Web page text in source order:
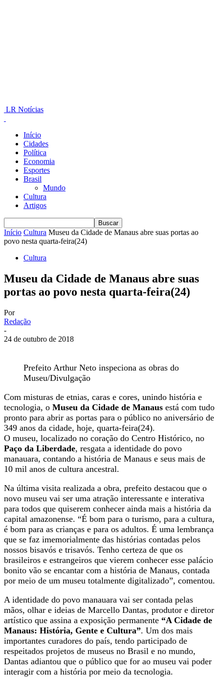
LR Notícias
Início
Cidades
Política
Economia
Esportes
Brasil
Mundo
Cultura
Artigos
Início Cultura Museu da Cidade de Manaus abre suas portas ao
povo nesta quarta-feira(24)
Cultura
Museu da Cidade de Manaus abre suas
portas ao povo nesta quarta-feira(24)
Por
Redação
-
24 de outubro de 2018
Prefeito Arthur Neto inspeciona as obras do
Museu/Divulgação
Com misturas de etnias, caras e cores, unindo história e
tecnologia, o Museu da Cidade de Manaus está com tudo
pronto para abrir as portas para o público no aniversário de
349 anos da cidade, hoje, quarta-feira(24).
O museu, localizado no coração do Centro Histórico, no
Paço da Liberdade, resgata a identidade do povo
manauara, contando a história de Manaus e seus mais de
10 mil anos de cultura ancestral.
Na última visita realizada a obra, prefeito destacou que o
novo museu vai ser uma atração interessante e interativa
para todos que quiserem conhecer ainda mais a história da
capital amazonense. “É bom para o turismo, para a cultura,
é bom para as crianças e para os adultos. É uma lembrança
que se faz imemorialmente das histórias contadas pelos
nossos bisavós e trisavós. Tenho certeza de que os
brasileiros e estrangeiros que vierem conhecer esse palácio
bonito vão se encantar com a história de Manaus, contada
por meio de um museu totalmente digitalizado”, comentou.
A identidade do povo manauara vai ser contada pelas
mãos, olhar e ideias de Marcello Dantas, produtor e diretor
artístico que assina a exposição permanente “A Cidade de
Manaus: História, Gente e Cultura”. Um dos mais
importantes curadores do país, tendo participado de
respeitados projetos de museus no Brasil e no mundo,
Dantas adiantou que o público que for ao museu vai poder
interagir com a história por meio da tecnologia.